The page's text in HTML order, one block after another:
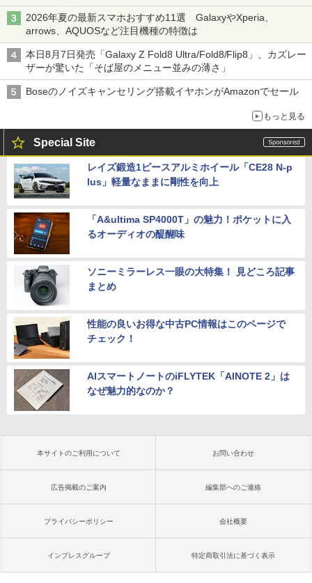
2026年夏の最新スマホおすすめ11選 GalaxyやXperia、
arrows、AQUOSなど注目機種の特徴は
本日8月7日発売「Galaxy Z Fold8 Ultra/Fold8/Flip8」、カズレー
ザーが驚いた「そば屋のメニュー並みの薄さ」
Boseのノイズキャンセリング搭載イヤホンがAmazonでセール
もっと見る
Special Site
レイズ鍛造1ピースアルミホイール「CE28 N-p
lus」軽量なままに剛性を向上
「A&ultima SP4000T」の魅力！ポケットに入
るオーディオの醍醐味
ソニーミラーレス一眼の大特集！ 見どころ記事
まとめ
性能の良いお得な中古PC情報はこのページで
チェック！
AIスマートノートのiFLYTEK「AINOTE 2」は
なぜ魅力的なのか？
本サイトのご利用について お問い合わせ
広告掲載のご案内 編集部へのご連絡
プライバシーポリシー 会社概要
インプレスグループ 特定商取引法に基づく表示